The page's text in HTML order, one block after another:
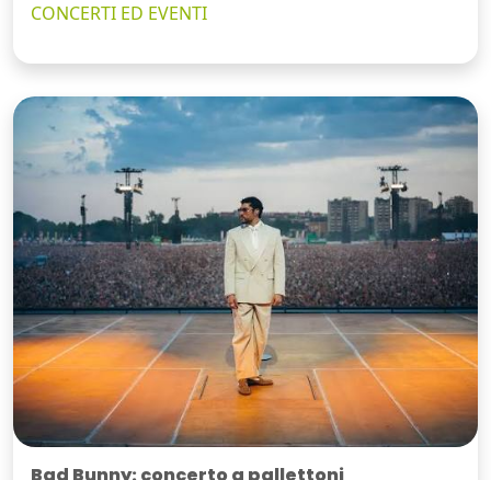
CONCERTI ED EVENTI
Bad Bunny: concerto a pallettoni